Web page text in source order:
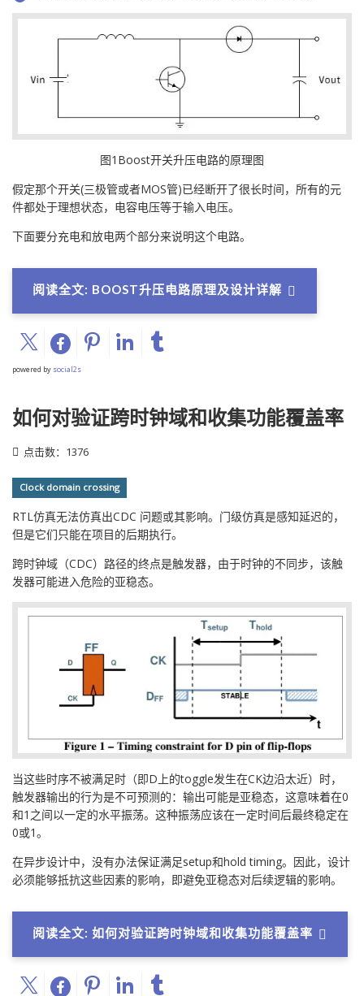
图1Boost开关升压电路的原理图
假定那个开关(三极管或者MOS管)已经断开了很长时间，所有的元
件都处于理想状态，电容电压等于输入电压。
下面要分充电和放电两个部分来说明这个电路。
阅读全文: BOOST升压电路原理及设计详解
powered by social2s
如何对验证跨时钟域和收集功能覆盖率
点击数：1376
Clock domain crossing
RTL仿真无法仿真出CDC 问题或其影响。门级仿真是感知延迟的，
但是它们只能在项目的后期执行。
跨时钟域（CDC）路径的终点是触发器，由于时钟的不同步，该触
发器可能进入危险的亚稳态。
当这些时序不被满足时（即D上的toggle发生在CK边沿太近）时，
触发器输出的行为是不可预测的：输出可能是亚稳态，这意味着在0
和1之间以一定的水平振荡。这种振荡应该在一定时间后最终稳定在
0或1。
在异步设计中，没有办法保证满足setup和hold timing。因此，设计
必须能够抵抗这些因素的影响，即避免亚稳态对后续逻辑的影响。
阅读全文: 如何对验证跨时钟域和收集功能覆盖率